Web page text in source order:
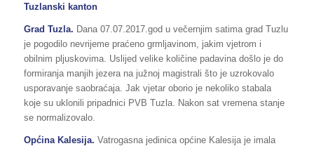
Tuzlanski kanton
Grad Tuzla. Dana 07.07.2017.god u večernjim satima grad Tuzlu
je pogodilo nevrijeme praćeno grmljavinom, jakim vjetrom i
obilnim pljuskovima. Uslijed velike količine padavina došlo je do
formiranja manjih jezera na južnoj magistrali što je uzrokovalo
usporavanje saobraćaja. Jak vjetar oborio je nekoliko stabala
koje su uklonili pripadnici PVB Tuzla. Nakon sat vremena stanje
se normalizovalo.
Općina Kalesija. Vatrogasna jedinica općine Kalesija je imala